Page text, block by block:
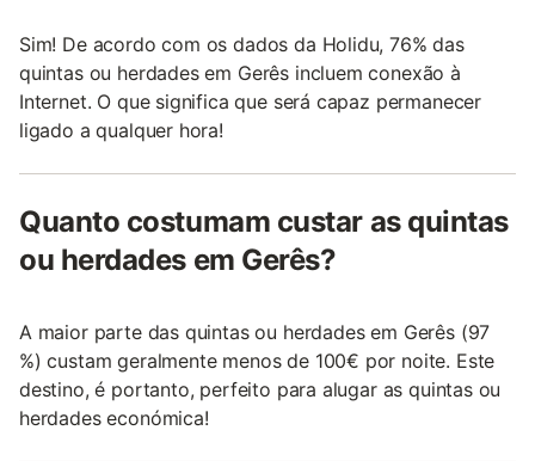
Sim! De acordo com os dados da Holidu, 76% das
quintas ou herdades em Gerês incluem conexão à
Internet. O que significa que será capaz permanecer
ligado a qualquer hora!
Quanto costumam custar as quintas
ou herdades em Gerês?
A maior parte das quintas ou herdades em Gerês (97
%) custam geralmente menos de 100€ por noite. Este
destino, é portanto, perfeito para alugar as quintas ou
herdades económica!